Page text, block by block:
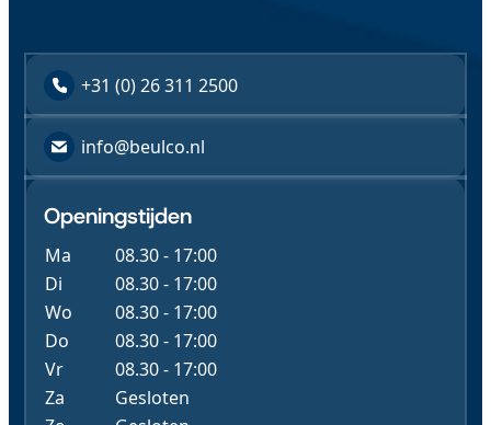
+31 (0) 26 311 2500
info@beulco.nl
Openingstijden
Ma
08.30 - 17:00
Di
08.30 - 17:00
Wo
08.30 - 17:00
Do
08.30 - 17:00
Vr
08.30 - 17:00
Za
Gesloten